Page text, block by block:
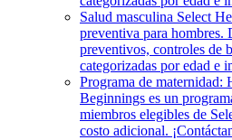
Salud masculina Select
preventiva para hombres.
preventivos, controles de
categorizadas por edad e
Programa de maternidad:
Beginnings es un
miembros elegibles de
costo adicional.